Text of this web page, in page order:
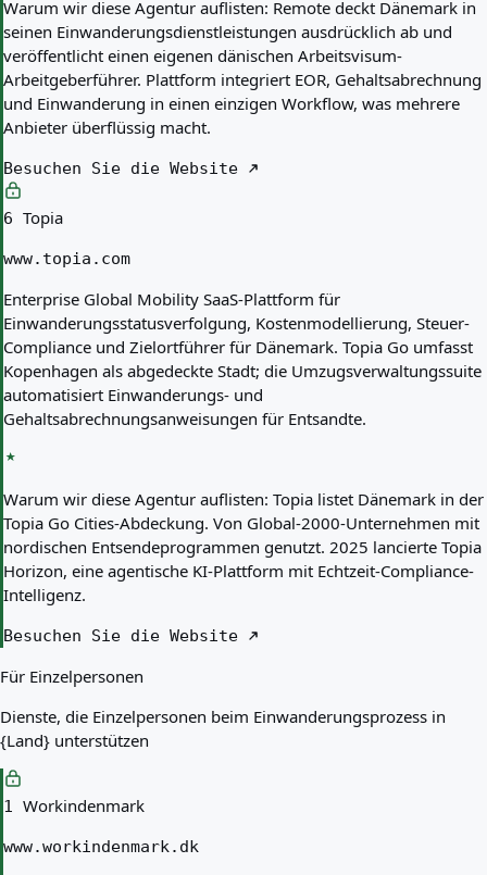
Warum wir diese Agentur auflisten: Remote deckt Dänemark in
seinen Einwanderungsdienstleistungen ausdrücklich ab und
veröffentlicht einen eigenen dänischen Arbeitsvisum-
Arbeitgeberführer. Plattform integriert EOR, Gehaltsabrechnung
und Einwanderung in einen einzigen Workflow, was mehrere
Anbieter überflüssig macht.
Besuchen Sie die Website
6 Topia
www.topia.com
Enterprise Global Mobility SaaS-Plattform für
Einwanderungsstatusverfolgung, Kostenmodellierung, Steuer-
Compliance und Zielortführer für Dänemark. Topia Go umfasst
Kopenhagen als abgedeckte Stadt; die Umzugsverwaltungssuite
automatisiert Einwanderungs- und
Gehaltsabrechnungsanweisungen für Entsandte.
Warum wir diese Agentur auflisten: Topia listet Dänemark in der
Topia Go Cities-Abdeckung. Von Global-2000-Unternehmen mit
nordischen Entsendeprogrammen genutzt. 2025 lancierte Topia
Horizon, eine agentische KI-Plattform mit Echtzeit-Compliance-
Intelligenz.
Besuchen Sie die Website
Für Einzelpersonen
Dienste, die Einzelpersonen beim Einwanderungsprozess in
{Land} unterstützen
1 Workindenmark
www.workindenmark.dk